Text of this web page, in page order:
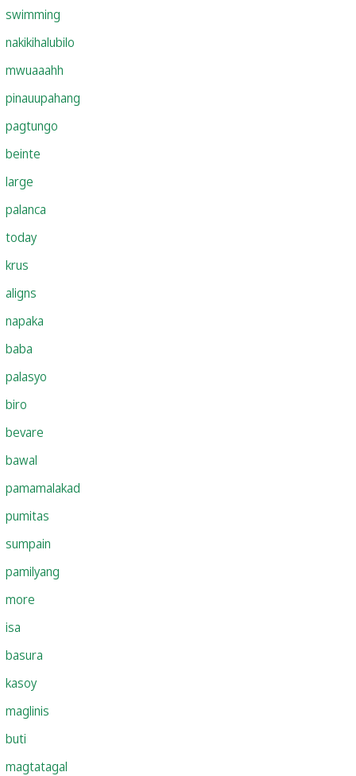
swimming
nakikihalubilo
mwuaaahh
pinauupahang
pagtungo
beinte
large
palanca
today
krus
aligns
napaka
baba
palasyo
biro
bevare
bawal
pamamalakad
pumitas
sumpain
pamilyang
more
isa
basura
kasoy
maglinis
buti
magtatagal